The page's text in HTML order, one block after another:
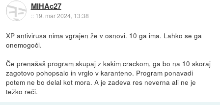
MIHAc27
:: 19. mar 2024, 13:38
XP antivirusa nima vgrajen že v osnovi. 10 ga ima. Lahko se ga
onemogoči.
Če prenašaš program skupaj z kakim crackom, ga bo na 10 skoraj
zagotovo pohopsalo in vrglo v karanteno. Program ponavadi
potem ne bo delal kot mora. A je zadeva res neverna ali ne je
težko reči.